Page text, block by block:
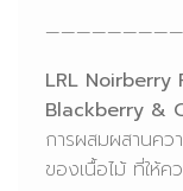
LRL
Blackberry &
การผสมผสานค
ของเนื้อไม้ ที่ให้ค